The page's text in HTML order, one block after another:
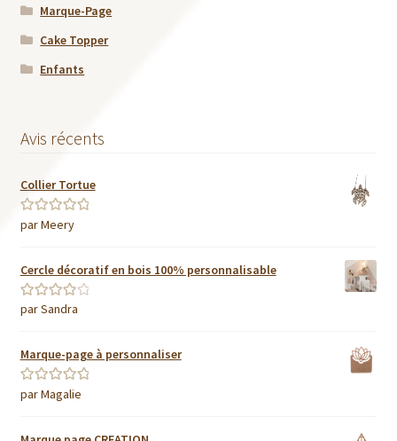
Marque-Page
Cake Topper
Enfants
Avis récents
Collier Tortue
Note5sur 5
par Meery
Cercle décoratif en bois 100% personnalisable
Note4sur
par Sandra
Marque-page à personnaliser
Note5sur 5
par Magalie